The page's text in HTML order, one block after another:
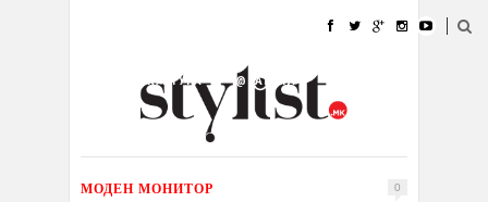
УБАВИНА
КУЛТУРА @РАБОТА
ИЗЛОГ
МОДЕН МОНИТОР 0